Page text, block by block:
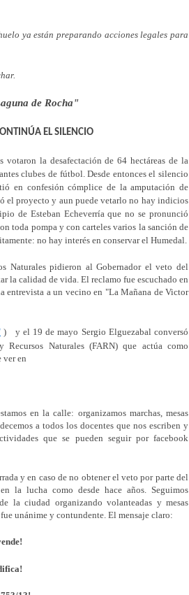
ya están preparando acciones legales para
de Rocha"
EL SILENCIO
votaron la desafectación de 64 hectáreas de la
clubes de fútbol. Desde entonces el silencio
en confesión cómplice de la amputación de
el proyecto y aun puede vetarlo no hay indicios
de Esteban Echeverría que no se pronunció
toda pompa y con carteles varios la sanción de
no hay interés en conservar el Humedal.
Naturales pidieron al Gobernador el veto del
la calidad de vida. El reclamo fue escuchado en
entrevista a un vecino en "La Mañana de Victor
)
y el 19 de mayo Sergio Elguezabal conversó
Naturales (FARN) que actúa como
ver en
en la calle: organizamos marchas, mesas
a todos los docentes que nos escriben y
que se pueden seguir por facebook
y en caso de no obtener el veto por parte del
la lucha como desde hace años. Seguimos
la ciudad organizando volanteadas y mesas
unánime y contundente. El mensaje claro: